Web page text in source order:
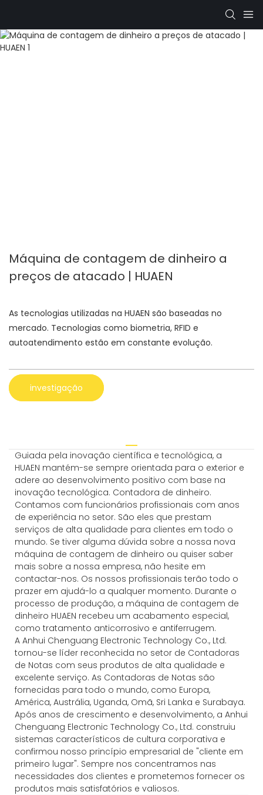
Máquina de contagem de dinheiro a
preços de atacado | HUAEN
As tecnologias utilizadas na HUAEN são baseadas no
mercado. Tecnologias como biometria, RFID e
autoatendimento estão em constante evolução.
investigação
Guiada pela inovação científica e tecnológica, a
HUAEN mantém-se sempre orientada para o exterior e
adere ao desenvolvimento positivo com base na
inovação tecnológica. Contadora de dinheiro.
Contamos com funcionários profissionais com anos
de experiência no setor. São eles que prestam
serviços de alta qualidade para clientes em todo o
mundo. Se tiver alguma dúvida sobre a nossa nova
máquina de contagem de dinheiro ou quiser saber
mais sobre a nossa empresa, não hesite em
contactar-nos. Os nossos profissionais terão todo o
prazer em ajudá-lo a qualquer momento. Durante o
processo de produção, a máquina de contagem de
dinheiro HUAEN recebeu um acabamento especial,
como tratamento anticorrosivo e antiferrugem.
A Anhui Chenguang Electronic Technology Co., Ltd.
tornou-se líder reconhecida no setor de Contadoras
de Notas com seus produtos de alta qualidade e
excelente serviço. As Contadoras de Notas são
fornecidas para todo o mundo, como Europa,
América, Austrália, Uganda, Omã, Sri Lanka e Surabaya.
Após anos de crescimento e desenvolvimento, a Anhui
Chenguang Electronic Technology Co., Ltd. construiu
sistemas característicos de cultura corporativa e
confirmou nosso princípio empresarial de "cliente em
primeiro lugar". Sempre nos concentramos nas
necessidades dos clientes e prometemos fornecer os
produtos mais satisfatórios e valiosos.